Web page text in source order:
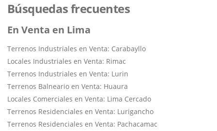
Búsquedas frecuentes
En Venta en Lima
Terrenos Industriales en Venta: Carabayllo
Locales Industriales en Venta: Rimac
Terrenos Industriales en Venta: Lurin
Terrenos Balneario en Venta: Huaura
Locales Comerciales en Venta: Lima Cercado
Terrenos Residenciales en Venta: Lurigancho
Terrenos Residenciales en Venta: Pachacamac